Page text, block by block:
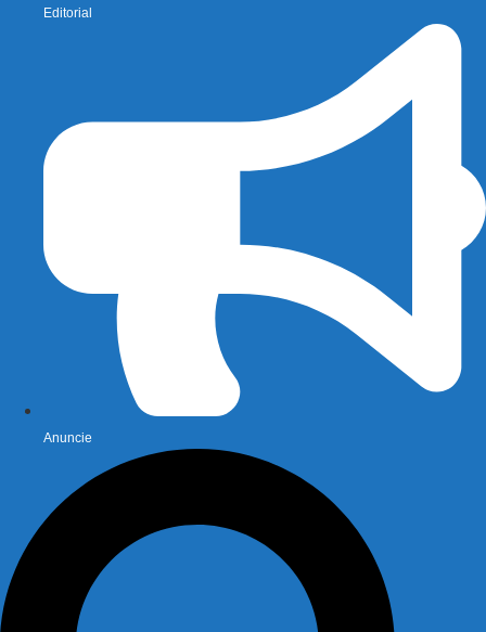
Editorial
Anuncie